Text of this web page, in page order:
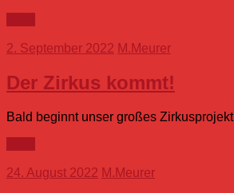
2. September 2022 M.Meurer
Der Zirkus kommt!
Bald beginnt unser großes Zirkusprojekt
24. August 2022 M.Meurer